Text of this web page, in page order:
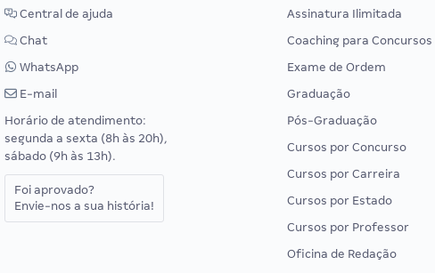
Central de ajuda
Chat
WhatsApp
E-mail
Horário de atendimento:
segunda a sexta (8h às 20h),
sábado (9h às 13h).
Foi aprovado?
Envie-nos a sua história!
Assinatura Ilimitada
Coaching para Concursos
Exame de Ordem
Graduação
Pós-Graduação
Cursos por Concurso
Cursos por Carreira
Cursos por Estado
Cursos por Professor
Oficina de Redação